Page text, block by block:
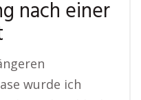
nach einer
wurde ich